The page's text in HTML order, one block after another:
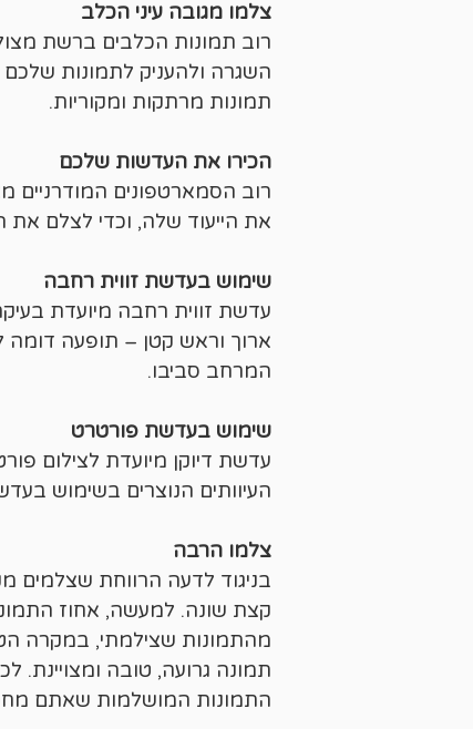
צלמו מגובה עיני הכלב
רוב תמונות הכלבים ברשת
השגרה ולהעניק לתמונות שלכם
תמונות מרתקות ומקוריות.
הכירו את העדשות שלכם
רוב הסמארטפונים המודרניים
את הייעוד שלה, וכדי לצלם את
שימוש בעדשת זווית רחבה
עדשת זווית רחבה מיועדת
ארוך וראש קטן – תופעה
המרחב סביבו.
שימוש בעדשת פורטרט
עדשת דיוקן מיועדת לצילום
העיוותים הנוצרים בשימוש
צלמו הרבה
בניגוד לדעה הרווחת שצלמים
קצת שונה. למעשה, אחוז
מהתמונות שצילמתי, במקרה
תמונה גרועה, טובה
התמונות המושלמות שאתם